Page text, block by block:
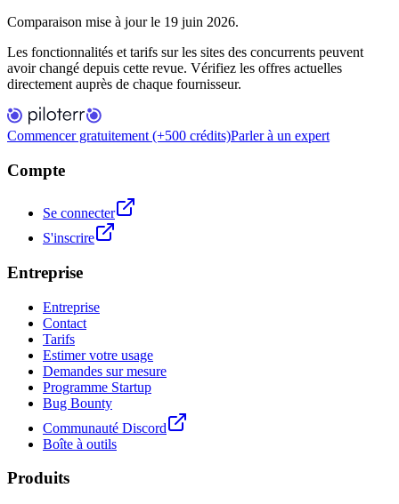
Comparaison mise à jour le 19 juin 2026.
Les fonctionnalités et tarifs sur les sites des concurrents peuvent
avoir changé depuis cette revue. Vérifiez les offres actuelles
directement auprès de chaque fournisseur.
Commencer gratuitement (+500 crédits)Parler à un expert
Compte
Se connecter
S'inscrire
Entreprise
Entreprise
Contact
Tarifs
Estimer votre usage
Demandes sur mesure
Programme Startup
Bug Bounty
Communauté Discord
Boîte à outils
Produits